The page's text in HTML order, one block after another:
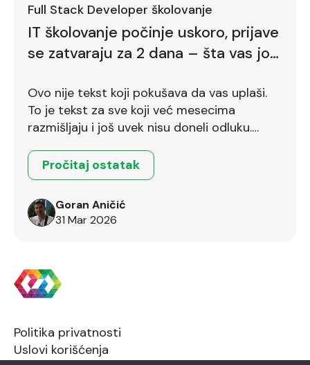
Full Stack Developer školovanje
IT školovanje počinje uskoro, prijave
se zatvaraju za 2 dana – šta vas još
Ovo nije tekst koji pokušava da vas uplaši.
To je tekst za sve koji već mesecima
razmišljaju i još uvek nisu doneli odluku.
Pročitaj ostatak
Goran Aničić
31 Mar 2026
Politika privatnosti
Uslovi korišćenja